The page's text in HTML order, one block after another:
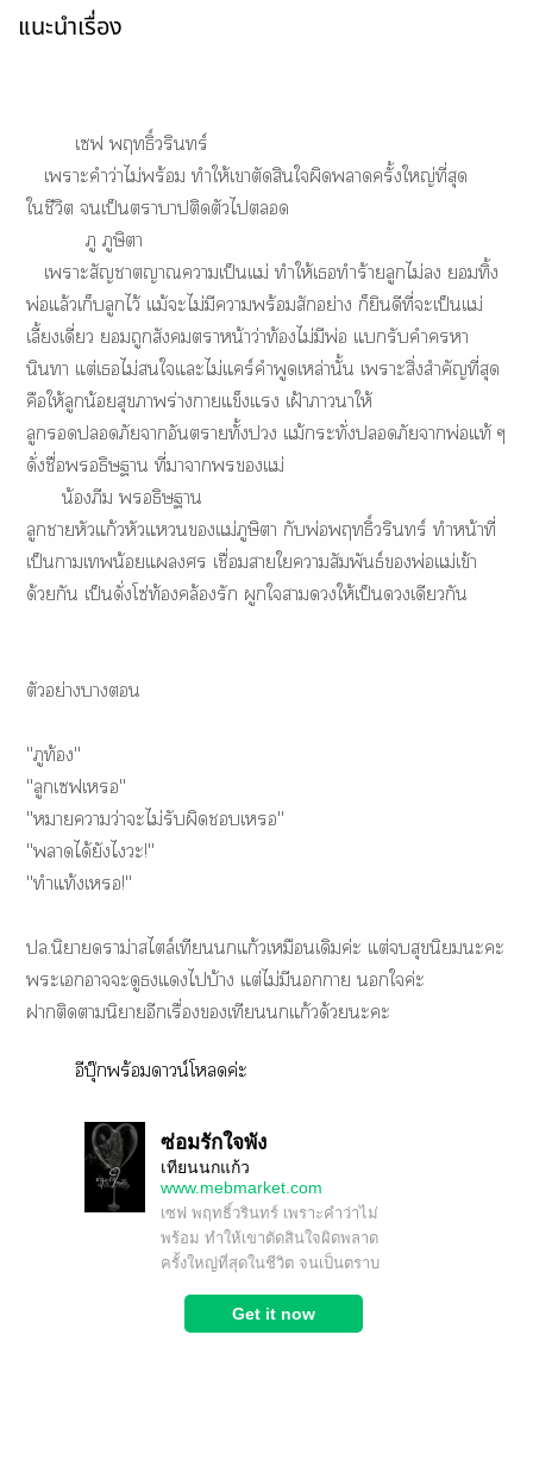
แนะนำเรื่อง
เฟ พฤทธิ์วรินทร์
เาะคำว่าไม่พร้อม ทำให้เาตัดสินใผิดาครั้งใหญ่ที่สุด
ใชีวิต เป็นาาปติดตัวไ
ภู ภูษิตา
เาะสัญชาตญาณาเป็นแม่ ทำให้เทำร้ายลูกไม่ ทิ้ง
พ่อแล้วเก็บลูกไว้ แม้ะไม่มีาพร้อมสักอย่าง ก็ยินดีที่ะเป็นแม่
เลี้ยงเดี่ยว ถูกสังคมาหน้าว่าท้องไม่มีพ่อ แรับคำา
นินทา แต่เไม่ใแะไม่แร์คำพูดเหล่านั้น เาะสิ่งสำคัญที่สุด
คือให้ลูกน้อยสุขาร่างาแข็งแ เฝ้าาาให้
ลูกภัยาอันตรายทั้งปวง แม้กระทั่งภัยาพ่อแท้ ๆ
ดั่งชื่ออธิษฐาน ที่าาแม่
น้องภีม อธิษฐาน
ลูกาหัวแก้วหัวแแม่ภูษิตา กับพ่อพฤทธิ์วรินทร์ ทำหน้าที่
เป็นาเน้อยแ เชื่อมาใาสัมพันธ์พ่อแม่เข้า
ด้วยกัน เป็นดั่งโซ่ท้องคล้องรัก ผูกใาให้เป็นเดียวกัน
ตัวอย่างา
"ภูท้อง"
"ลูกเฟเ"
"หมายความว่าะไม่รับผิดเ"
"าได้ยังไะ!"
"ทำแท้งเ!"
ปล.นิยายาม่าสไตล์เทียนแก้วเหมือนเดิมค่ะ แต่สุขนิยมะะ
ะเาะดูแไบ้าง แต่ไม่มีนา ใค่ะ
าติดานิยายอีกเรื่องเทียนแก้วด้วยะะ
อีบุ๊กพร้อมดาวน์โหลดค่ะ